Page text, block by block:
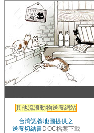
其他流浪動物送養網站
台灣認養地圖提供之
送養切結書DOC檔案下載